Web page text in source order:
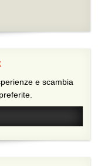
e scambia